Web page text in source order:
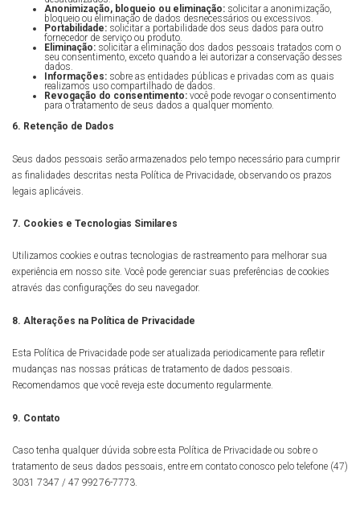
Anonimização, bloqueio ou eliminação: solicitar a anonimização,
bloqueio ou eliminação de dados desnecessários ou excessivos.
Portabilidade: solicitar a portabilidade dos seus dados para outro
fornecedor de serviço ou produto.
Eliminação: solicitar a eliminação dos dados pessoais tratados com o
seu consentimento, exceto quando a lei autorizar a conservação desses
dados.
Informações: sobre as entidades públicas e privadas com as quais
realizamos uso compartilhado de dados.
Revogação do consentimento: você pode revogar o consentimento
para o tratamento de seus dados a qualquer momento.
6. Retenção de Dados
Seus dados pessoais serão armazenados pelo tempo necessário para cumprir
as finalidades descritas nesta Política de Privacidade, observando os prazos
legais aplicáveis.
7. Cookies e Tecnologias Similares
Utilizamos cookies e outras tecnologias de rastreamento para melhorar sua
experiência em nosso site. Você pode gerenciar suas preferências de cookies
através das configurações do seu navegador.
8. Alterações na Política de Privacidade
Esta Política de Privacidade pode ser atualizada periodicamente para refletir
mudanças nas nossas práticas de tratamento de dados pessoais.
Recomendamos que você reveja este documento regularmente.
9. Contato
Caso tenha qualquer dúvida sobre esta Política de Privacidade ou sobre o
tratamento de seus dados pessoais, entre em contato conosco pelo telefone (47)
3031 7347 / 47 99276-7773.